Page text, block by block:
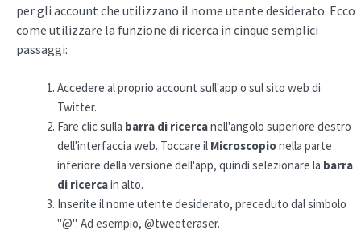
per gli account che utilizzano il nome utente desiderato. Ecco
come utilizzare la funzione di ricerca in cinque semplici
passaggi:
Accedere al proprio account sull'app o sul sito web di
Twitter.
Fare clic sulla barra di ricercanell'angolo superiore destro
dell'interfaccia web. Toccare il Microscopionella parte
inferiore della versione dell'app, quindi selezionare la barra
di ricercain alto.
Inserite il nome utente desiderato, preceduto dal simbolo
"@". Ad esempio, @tweeteraser.